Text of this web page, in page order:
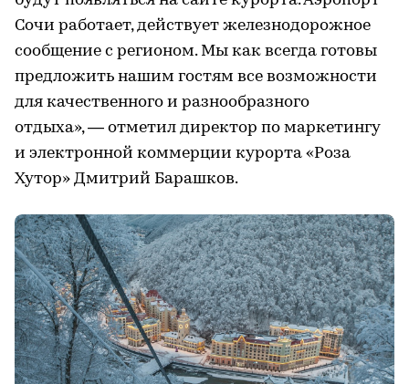
Сочи работает, действует железнодорожное
сообщение с регионом. Мы как всегда готовы
предложить нашим гостям все возможности
для качественного и разнообразного
отдыха», — отметил директор по маркетингу
и электронной коммерции курорта «Роза
Хутор» Дмитрий Барашков.